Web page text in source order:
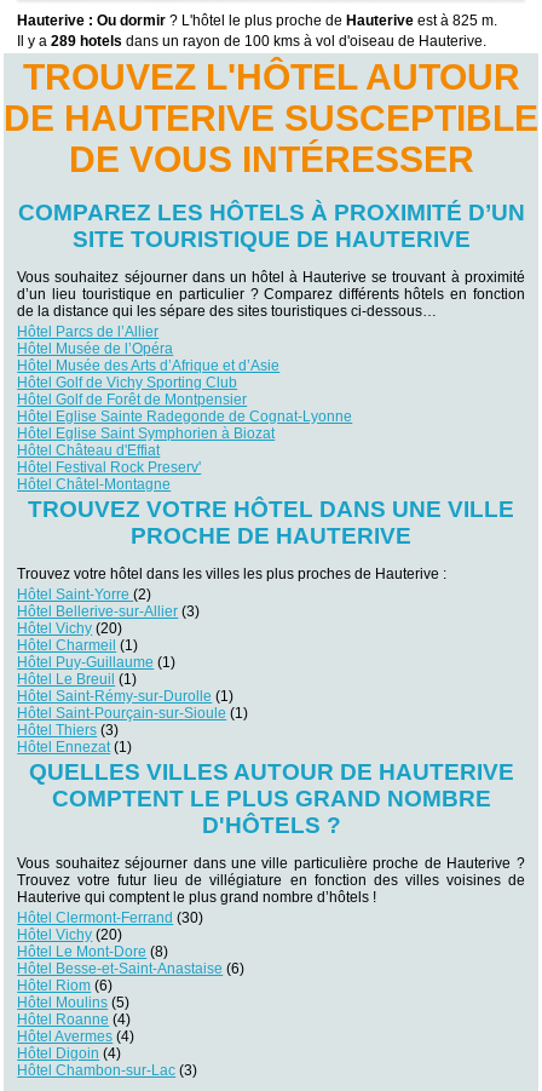
Hauterive : Ou dormir ? L'hôtel le plus proche de Hauterive est à 825 m.
Il y a289 hotels dans un rayon de 100 kms à vol d'oiseau de Hauterive.
TROUVEZ L'HÔTEL AUTOUR
DE HAUTERIVE SUSCEPTIBLE
DE VOUS INTÉRESSER
COMPAREZ LES HÔTELS À PROXIMITÉ D’UN
SITE TOURISTIQUE DE HAUTERIVE
Vous souhaitez séjourner dans un hôtel à Hauterive se trouvant à proximité
d’un lieu touristique en particulier ? Comparez différents hôtels en fonction
de la distance qui les sépare des sites touristiques ci-dessous…
Hôtel Parcs de l’Allier
Hôtel Musée de l’Opéra
Hôtel Musée des Arts d’Afrique et d’Asie
Hôtel Golf de Vichy Sporting Club
Hôtel Golf de Forêt de Montpensier
Hôtel Eglise Sainte Radegonde de Cognat-Lyonne
Hôtel Eglise Saint Symphorien à Biozat
Hôtel Château d'Effiat
Hôtel Festival Rock Preserv'
Hôtel Châtel-Montagne
TROUVEZ VOTRE HÔTEL DANS UNE VILLE
PROCHE DE HAUTERIVE
Trouvez votre hôtel dans les villes les plus proches de Hauterive :
Hôtel Saint-Yorre(2)
Hôtel Bellerive-sur-Allier (3)
Hôtel Vichy (20)
Hôtel Charmeil (1)
Hôtel Puy-Guillaume (1)
Hôtel Le Breuil (1)
Hôtel Saint-Rémy-sur-Durolle (1)
Hôtel Saint-Pourçain-sur-Sioule (1)
Hôtel Thiers (3)
Hôtel Ennezat(1)
QUELLES VILLES AUTOUR DE HAUTERIVE
COMPTENT LE PLUS GRAND NOMBRE
D'HÔTELS ?
Vous souhaitez séjourner dans une ville particulière proche de Hauterive ?
Trouvez votre futur lieu de villégiature en fonction des villes voisines de
Hauterive qui comptent le plus grand nombre d’hôtels !
Hôtel Clermont-Ferrand (30)
Hôtel Vichy (20)
Hôtel Le Mont-Dore (8)
Hôtel Besse-et-Saint-Anastaise (6)
Hôtel Riom (6)
Hôtel Moulins (5)
Hôtel Roanne (4)
Hôtel Avermes (4)
Hôtel Digoin (4)
Hôtel Chambon-sur-Lac (3)